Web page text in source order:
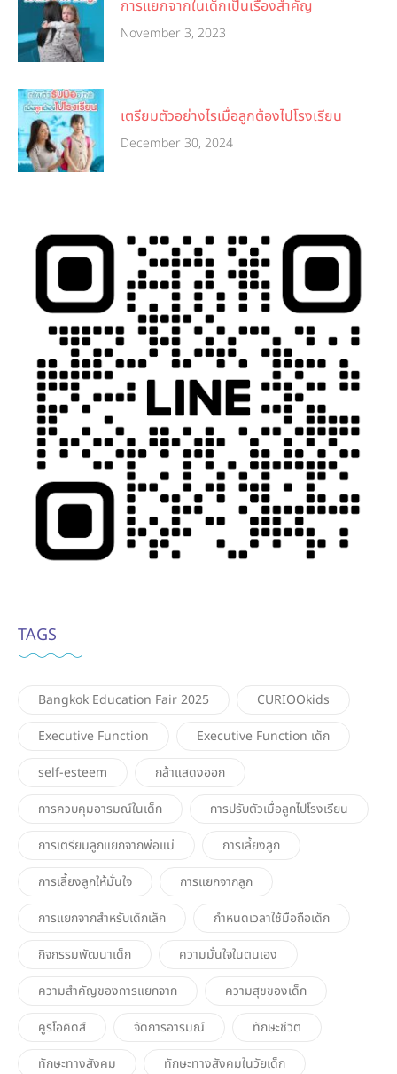
การแยกจากในเด็กเป็นเรื่องสำคัญ
November 3, 2023
เตรียมตัวอย่างไรเมื่อลูกต้องไปโรงเรียน
December 30, 2024
TAGS
Bangkok Education Fair 2025
CURIOOkids
Executive Function
Executive Function เด็ก
self-esteem
กล้าแสดงออก
การควบคุมอารมณ์ในเด็ก
การปรับตัวเมื่อลูกไปโรงเรียน
การเตรียมลูกแยกจากพ่อแม่
การเลี้ยงลูก
การเลี้ยงลูกให้มั่นใจ
การแยกจากลูก
การแยกจากสำหรับเด็กเล็ก
กำหนดเวลาใช้มือถือเด็ก
กิจกรรมพัฒนาเด็ก
ความมั่นใจในตนเอง
ความสำคัญของการแยกจาก
ความสุขของเด็ก
คูริโอคิดส์
จัดการอารมณ์
ทักษะชีวิต
ทักษะทางสังคม
ทักษะทางสังคมในวัยเด็ก